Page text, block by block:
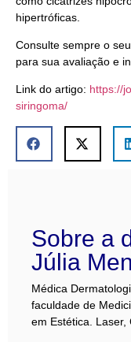
hipertróficas.
Consulte sempre o
para sua avaliação e
Link do artigo: https://
siringoma/
Sobre a
Júlia
Médica
faculdade de
em Estética. Laser,